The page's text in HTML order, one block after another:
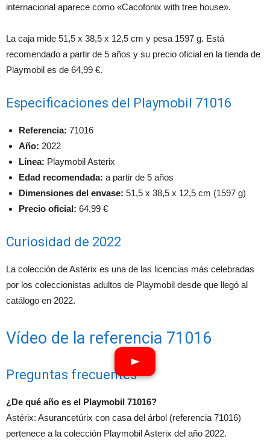
internacional aparece como «Cacofonix with tree house».
La caja mide 51,5 x 38,5 x 12,5 cm y pesa 1597 g. Está
recomendado a partir de 5 años y su precio oficial en la tienda de
Playmobil es de 64,99 €.
Especificaciones del Playmobil 71016
Referencia: 71016
Año: 2022
Línea: Playmobil Asterix
Edad recomendada: a partir de 5 años
Dimensiones del envase: 51,5 x 38,5 x 12,5 cm (1597 g)
Precio oficial: 64,99 €
Curiosidad de 2022
La colección de Astérix es una de las licencias más celebradas
por los coleccionistas adultos de Playmobil desde que llegó al
catálogo en 2022.
Vídeo de la referencia 71016
Preguntas frecuentes
¿De qué año es el Playmobil 71016?
Astérix: Asurancetúrix con casa del árbol (referencia 71016)
pertenece a la colección Playmobil Asterix del año 2022.